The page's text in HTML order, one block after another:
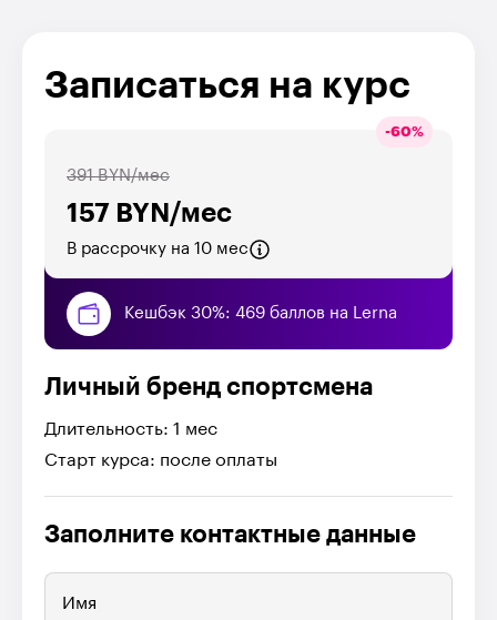
Записаться на курс
-60%
157 BYN/мес
391 BYN/мес
В рассрочку на 10 мес
Кешбэк 30%: 469 баллов на Lerna
Личный бренд спортсмена
Длительность: 1 мес
Старт курса: после оплаты
Заполните контактные данные
Имя